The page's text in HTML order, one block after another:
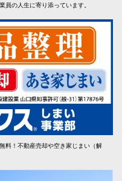
員の人生に寄り添っています。
料！不動産売却や空き家じまい（解